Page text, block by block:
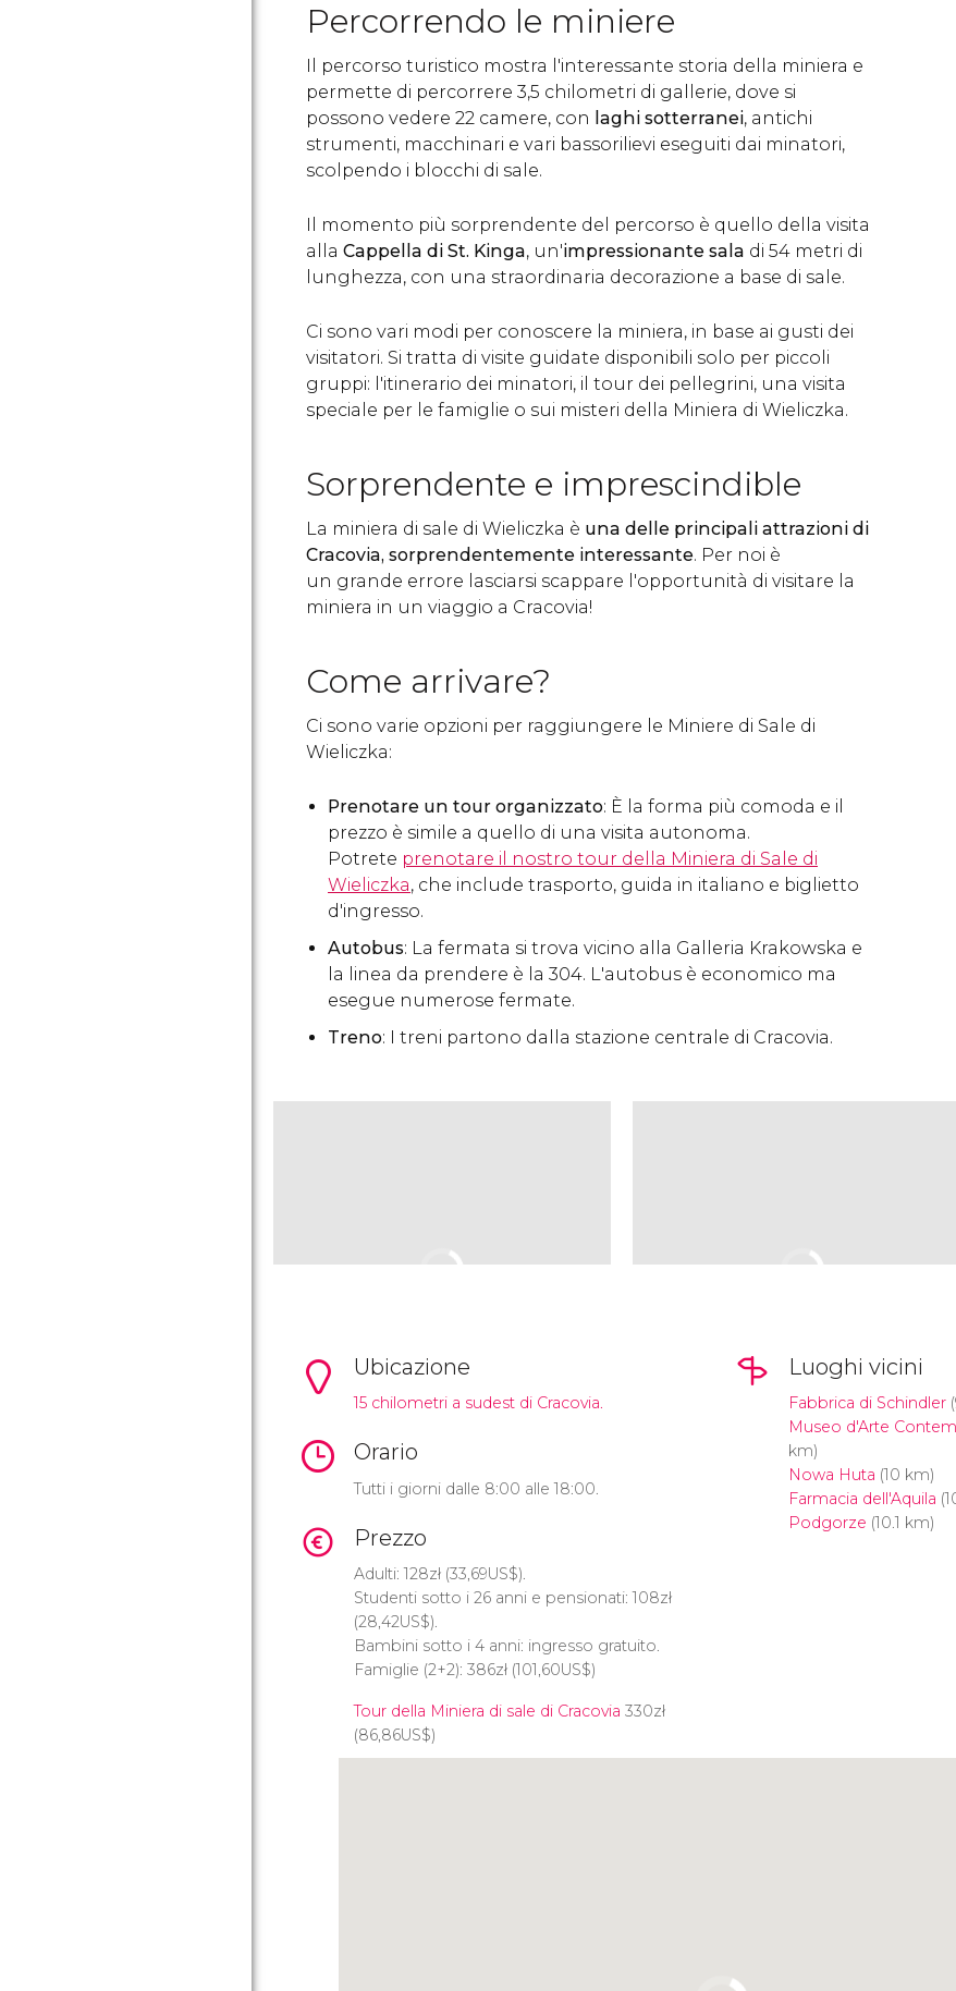
Percorrendo le miniere
Il percorso turistico mostra l'interessante storia della miniera e
permette di percorrere 3,5 chilometri di gallerie, dove si
possono vedere 22 camere, con laghi sotterranei, antichi
strumenti, macchinari e vari bassorilievi eseguiti dai minatori,
scolpendo i blocchi di sale.
Il momento più sorprendente del percorso è quello della visita
alla Cappella di St. Kinga, un'impressionante sala di 54 metri di
lunghezza, con una straordinaria decorazione a base di sale.
Ci sono vari modi per conoscere la miniera, in base ai gusti dei
visitatori. Si tratta di visite guidate disponibili solo per piccoli
gruppi: l'itinerario dei minatori, il tour dei pellegrini, una visita
speciale per le famiglie o sui misteri della Miniera di Wieliczka.
Sorprendente e imprescindible
La miniera di sale di Wieliczka è una delle principali attrazioni di
Cracovia, sorprendentemente interessante. Per noi è
un grande errore lasciarsi scappare l'opportunità di visitare la
miniera in un viaggio a Cracovia!
Come arrivare?
Ci sono varie opzioni per raggiungere le Miniere di Sale di
Wieliczka:
Prenotare un tour organizzato: È la forma più comoda e il
prezzo è simile a quello di una visita autonoma.
Potrete prenotare il nostro tour della Miniera di Sale di
Wieliczka, che include trasporto, guida in italiano e biglietto
d'ingresso.
Autobus: La fermata si trova vicino alla Galleria Krakowska e
la linea da prendere è la 304. L'autobus è economico ma
esegue numerose fermate.
Treno: I treni partono dalla stazione centrale di Cracovia.
Ubicazione
15 chilometri a sudest di Cracovia.
Orario
Tutti i giorni dalle 8:00 alle 18:00.
Prezzo
Adulti: 128zł (33,69US$).
Studenti sotto i 26 anni e pensionati: 108zł
(28,42US$).
Bambini sotto i 4 anni: ingresso gratuito.
Famiglie (2+2): 386zł (101,60US$)
Tour della Miniera di sale di Cracovia 330zł
(86,86US$)
Luoghi vicini
Fabbrica di Schindler
Museo d'Arte
km)
Nowa Huta (10 km)
Farmacia dell'Aquila
Podgorze (10.1 km)